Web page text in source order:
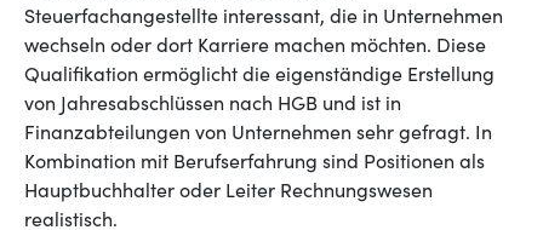
Steuerfachangestellte interessant, die in Unternehmen
wechseln oder dort Karriere machen möchten. Diese
Qualifikation ermöglicht die eigenständige Erstellung
von Jahresabschlüssen nach HGB und ist in
Finanzabteilungen von Unternehmen sehr gefragt. In
Kombination mit Berufserfahrung sind Positionen als
Hauptbuchhalter oder Leiter Rechnungswesen
realistisch.